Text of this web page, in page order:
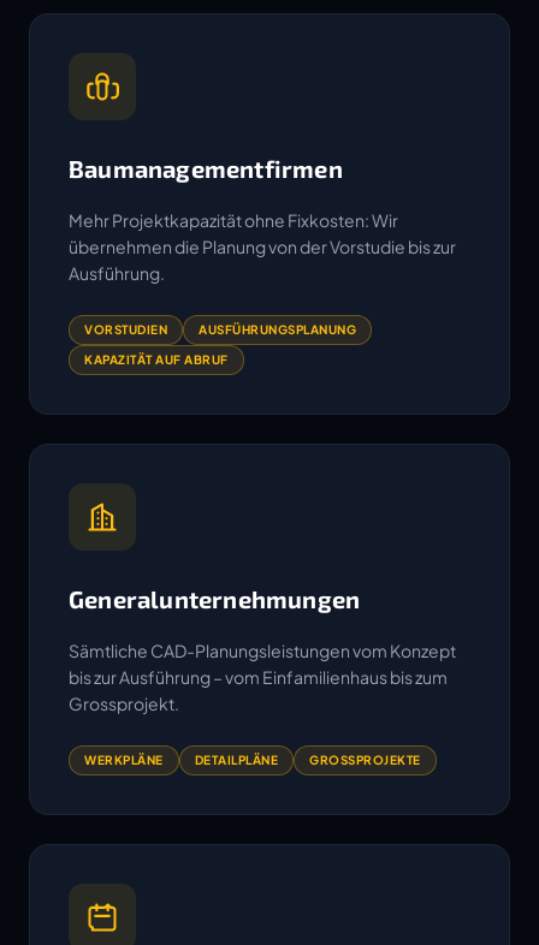
Baumanagementfirmen
Mehr Projektkapazität ohne Fixkosten: Wir
übernehmen die Planung von der Vorstudie bis zur
Ausführung.
VORSTUDIEN AUSFÜHRUNGSPLANUNG
KAPAZITÄT AUF ABRUF
Generalunternehmungen
Sämtliche CAD-Planungsleistungen vom Konzept
bis zur Ausführung – vom Einfamilienhaus bis zum
Grossprojekt.
WERKPLÄNE DETAILPLÄNE GROSSPROJEKTE